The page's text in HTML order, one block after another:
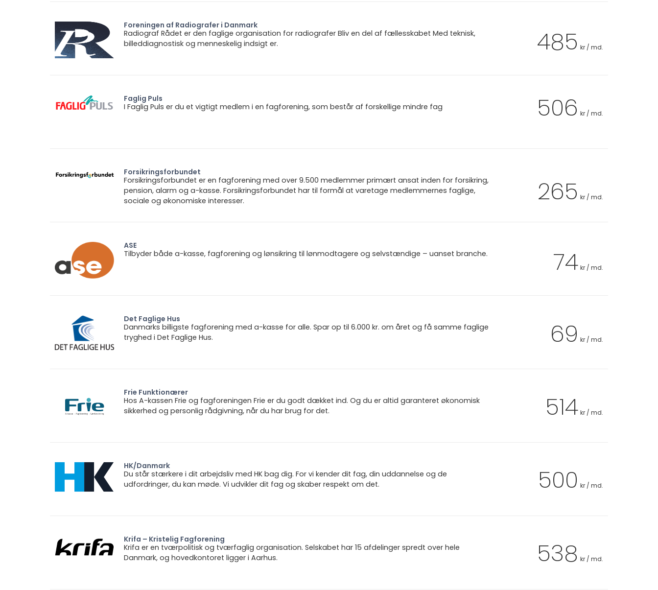
Foreningen af Radiografer i Danmark
Radiograf Rådet er den faglige organisation for radiografer Bliv en del af fællesskabet Med teknisk,
billeddiagnostisk og menneskelig indsigt er.
485 kr / md.
Faglig Puls
I Faglig Puls er du et vigtigt medlem i en fagforening, som består af forskellige mindre fag
506 kr / md.
Forsikringsforbundet
Forsikringsforbundet er en fagforening med over 9.500 medlemmer primært ansat inden for forsikring,
pension, alarm og a-kasse. Forsikringsforbundet har til formål at varetage medlemmernes faglige,
sociale og økonomiske interesser.
265 kr / md.
ASE
Tilbyder både a-kasse, fagforening og lønsikring til lønmodtagere og selvstændige – uanset branche.
74 kr / md.
Det Faglige Hus
Danmarks billigste fagforening med a-kasse for alle. Spar op til 6.000 kr. om året og få samme faglige
tryghed i Det Faglige Hus.
69 kr / md.
Frie Funktionærer
Hos A-kassen Frie og fagforeningen Frie er du godt dækket ind. Og du er altid garanteret økonomisk
sikkerhed og personlig rådgivning, når du har brug for det.
514 kr / md.
HK/Danmark
Du står stærkere i dit arbejdsliv med HK bag dig. For vi kender dit fag, din uddannelse og de
udfordringer, du kan møde. Vi udvikler dit fag og skaber respekt om det.
500 kr / md.
Krifa – Kristelig Fagforening
Krifa er en tværpolitisk og tværfaglig organisation. Selskabet har 15 afdelinger spredt over hele
Danmark, og hovedkontoret ligger i Aarhus.
538 kr / md.